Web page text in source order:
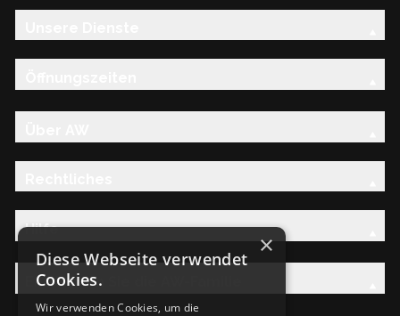
Hilfe
Entdecken Sie die AW-Familie
×
Diese Webseite verwendet
Cookies.
Wir verwenden Cookies, um die